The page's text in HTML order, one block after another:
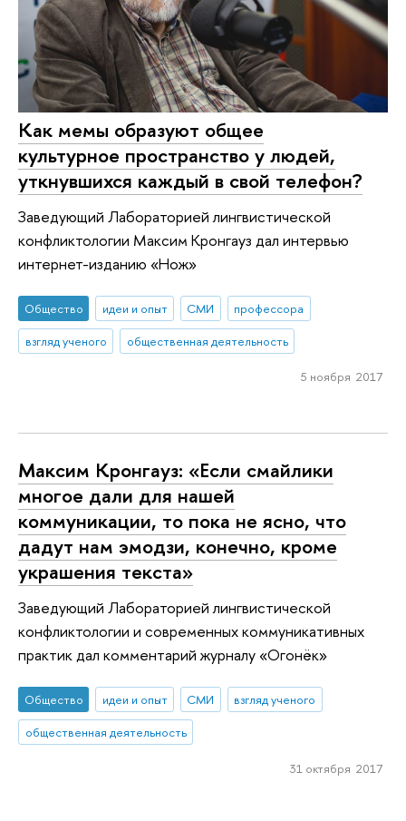
Как мемы образуют общее
культурное пространство у людей,
уткнувшихся каждый в свой телефон?
Заведующий Лабораторией лингвистической
конфликтологии Максим Кронгауз дал интервью
интернет-изданию «Нож»
Общество идеи и опыт СМИ
профессора
взгляд ученого
общественная деятельность
5 ноября 2017
Максим Кронгауз: «Если смайлики
многое дали для нашей
коммуникации, то пока не ясно, что
дадут нам эмодзи, конечно, кроме
украшения текста»
Заведующий Лабораторией лингвистической
конфликтологии и современных коммуникативных
практик дал комментарий журналу «Огонёк»
Общество идеи и опыт СМИ
взгляд ученого
общественная деятельность
31 октября 2017